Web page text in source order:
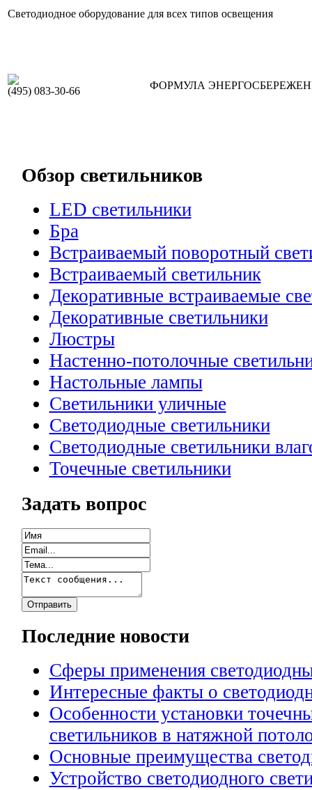
Светодиодное оборудование для всех типов освещения
(495) 083-30-66 ФОРМУЛА
Обзор светильников
LED светильники
Бра
Встраиваемый поворотный
Встраиваемый светильник
Декоративные встраиваемые
Декоративные светильники
Люстры
Настенно-потолочные
Настольные лампы
Светильники уличные
Светодиодные светильники
Светодиодные светильники
Точечные светильники
Задать вопрос
Последние новости
Сферы применения
Интересные факты о
Особенности установки
светильников в натяжной
Основные преимущества
Устройство светодиодного